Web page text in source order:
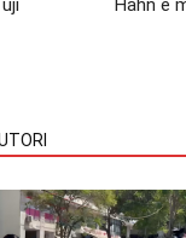
Hahn e